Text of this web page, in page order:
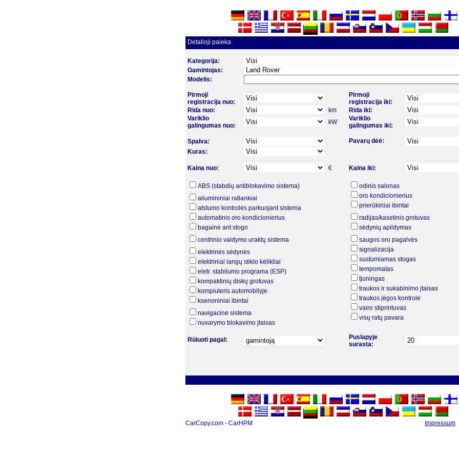
Detalioji paieka
Kategorija:
Gamintojas:
Modelis:
Pirmoji
registracija nuo:
Pirmoji
registracija iki:
Rida nuo:
km Rida iki:
Variklio
galingumas nuo:
kW
Variklio
galingumas iki:
Spalva:
Pavarų dėė:
Kuras:
Kaina nuo: € Kaina iki:
ABS (stabdių antiblokavimo sistema)
aliumininiai ratlankiai
atstumo kontrolės parkuojant sistema
automatinis oro kondicionierius
bagainė ant stogo
centrinio valdymo uraktų sistema
elektrinės sėdynės
elektriniai langų stiklo kėlikliai
eletr. stabilumo programa (ESP)
kompaktinių diskų grotuvas
kompiuteris automobilyje
ksenoniniai ibintai
navigacinė sistema
nuvarymo blokavimo įtaisas
odinis salonas
oro kondicionierius
prierūkiniai ibintai
radijas/kasetinis grotuvas
sėdynių apildymas
saugos oro pagalvės
signalizacija
sustumiamas stogas
tempomatas
tjuningas
traukos ir sukabinimo įtaisas
traukos jėgos kontrolė
vairo stiprintuvas
visų ratų pavara
Rūiuoti pagal:
Puslapyje
surasta:
CarCopy.com - CarHPM Impressum